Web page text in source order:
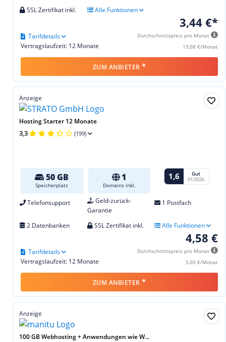
SSL Zertifikat inkl. Alle Funktionen
3,44 €*
Durchschnittspreis pro Monat
13,08 €/Monat
Vertragslaufzeit: 12 Monate
Tarifdetails
ZUM ANBIETER *
Anzeige
Hosting Starter 12 Monate
3,3 (199)
50 GB
Speicherplatz
1
Domains inkl.
1,6 Gut
01/2026
Telefonsupport
Geld-zurück-
Garantie
1 Postfach
2 Datenbanken SSL Zertifikat inkl. Alle Funktionen
4,58 €
Durchschnittspreis pro Monat
5,00 €/Monat
Vertragslaufzeit: 12 Monate
Tarifdetails
ZUM ANBIETER *
Anzeige
100 GB Webhosting + Anwendungen wie W...